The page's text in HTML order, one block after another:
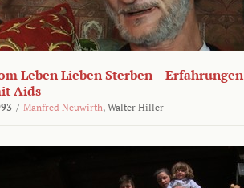
Leben Lieben Sterben – Erfahrungen
Aids
/ Manfred Neuwirth, Walter Hiller